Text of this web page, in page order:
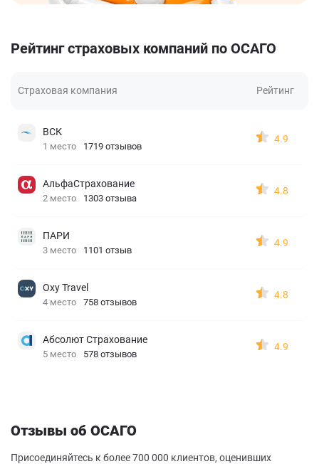
Рейтинг страховых компаний по ОСАГО
Страховая компания Рейтинг
ВСК
1 место 1719 отзывов
4.9
АльфаСтрахование
2 место 1303 отзыва
4.8
ПАРИ
3 место 1101 отзыв
4.9
Oxy Travel
4 место 758 отзывов
4.8
Абсолют Страхование
5 место 578 отзывов
4.9
Отзывы об ОСАГО
Присоединяйтесь к более 700 000 клиентов, оценивших